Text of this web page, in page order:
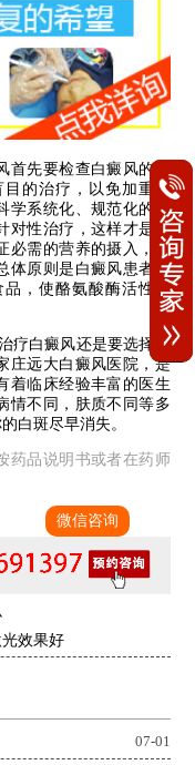
先要检查白癜风的发
的治疗，以免加重病
学系统化、规范化的检
对性治疗，这样才是治
必需的营养的摄入，并
体原则是白癜风患者应
，使酪氨酸酶活性增
白癜风还是要选择一
庄远大白癜风医院，是
着临床经验丰富的医生
情不同，肤质不同等多
白斑尽早消失。
药品说明书或者在药师
微信咨询
效果好
07-01